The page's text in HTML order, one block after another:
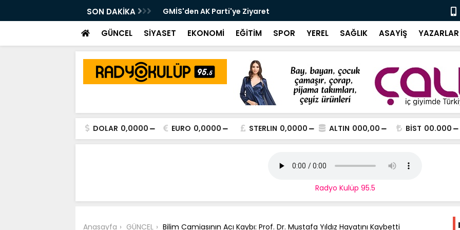
SON DAKİKA
İstişare Toplantısı GMİS'den AK Parti'ye Ziyaret
Cami-
Ödüllerine
GÜNCEL SİYASET EKONOMİ EĞİTİM SPOR YEREL SAĞLIK ASAYİŞ YAZARLAR
DOLAR 0,0000 EURO 0,0000 STERLIN 0,0000 ALTIN 000,00 BİST 00.000
Radyo Kulüp 95.5
Anasayfa GÜNCEL Bilim Camiasının Acı Kaybı: Prof. Dr. Mustafa Yıldız Hayatını Kaybetti